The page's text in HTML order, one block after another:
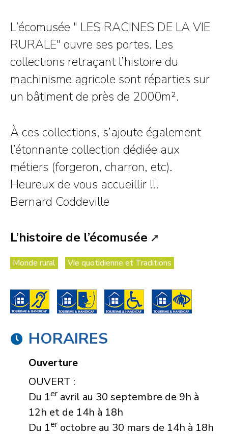
L’écomusée " LES RACINES DE LA VIE
RURALE" ouvre ses portes. Les
collections retraçant l’histoire du
machinisme agricole sont réparties sur
un bâtiment de près de 2000m².
À ces collections, s’ajoute également
l’étonnante collection dédiée aux
métiers (forgeron, charron, etc).
Heureux de vous accueillir !!!
Bernard Coddeville
L’histoire de l’écomusée
Monde rural Vie quotidienne et Traditions
HORAIRES
Ouverture
OUVERT :
Du 1er avril au 30 septembre de 9h à
12h et de 14h à 18h
Du 1er octobre au 30 mars de 14h à 18h